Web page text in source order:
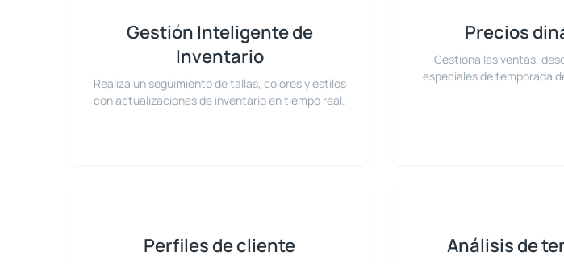
Gestión Inteligente de
Inventario
Realiza un seguimiento de tallas, colores y estilos
con actualizaciones de inventario en tiempo real.
Precios
Gestiona las ventas,
especiales de temporada
Perfiles de cliente Análisis de